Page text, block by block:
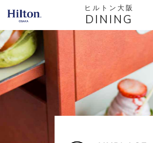
ヒルトン大阪
DINING